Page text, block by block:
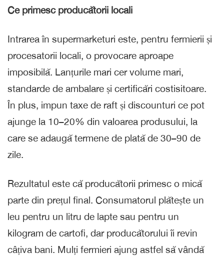
Ce primesc producătorii locali
Intrarea în supermarketuri este, pentru fermierii și
procesatorii locali, o provocare aproape
imposibilă. Lanțurile mari cer volume mari,
standarde de ambalare și certificări costisitoare.
În plus, impun taxe de raft și discounturi ce pot
ajunge la 10–20% din valoarea produsului, la
care se adaugă termene de plată de 30–90 de
zile.
Rezultatul este că producătorii primesc o mică
parte din prețul final. Consumatorul plătește un
leu pentru un litru de lapte sau pentru un
kilogram de cartofi, dar producătorului îi revin
câțiva bani. Mulți fermieri ajung astfel să vândă